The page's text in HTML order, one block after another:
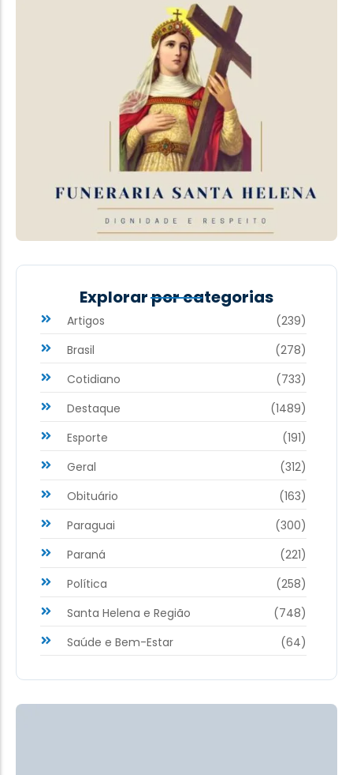
Explorar por categorias
Artigos
(239)
Brasil
(278)
Cotidiano
(733)
Destaque
(1489)
Esporte
(191)
Geral
(312)
Obituário
(163)
Paraguai
(300)
Paraná
(221)
Política
(258)
Santa Helena e Região
(748)
Saúde e Bem-Estar
(64)